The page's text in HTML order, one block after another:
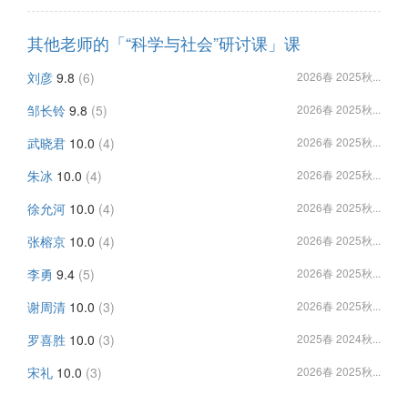
其他老师的「“科学与社会”研讨课」课
刘彦 9.8 (6) 2026春 2025秋...
邹长铃 9.8 (5) 2026春 2025秋...
武晓君 10.0 (4) 2026春 2025秋...
朱冰 10.0 (4) 2026春 2025秋...
徐允河 10.0 (4) 2026春 2025秋...
张榕京 10.0 (4) 2026春 2025秋...
李勇 9.4 (5) 2026春 2025秋...
谢周清 10.0 (3) 2026春 2025秋...
罗喜胜 10.0 (3) 2025春 2024秋...
宋礼 10.0 (3) 2026春 2025秋...